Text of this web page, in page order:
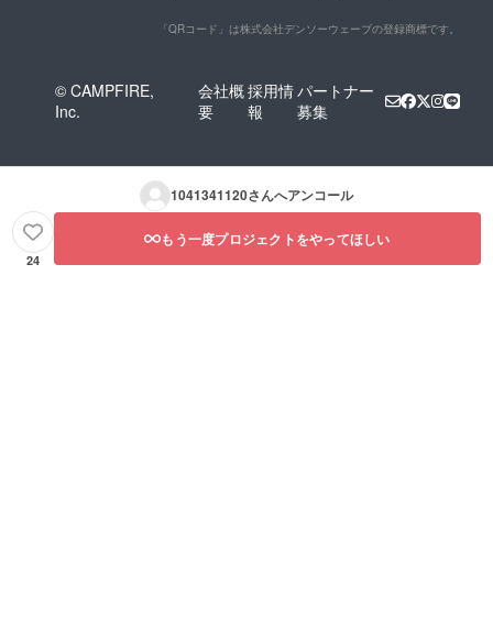
「QRコード」は株式会社デンソーウェーブの登録商標です。
© CAMPFIRE,
Inc.
会社概
要
採用情
報
パートナー
募集
1041341120さんへアンコール
24
もう一度プロジェクトをやってほしい